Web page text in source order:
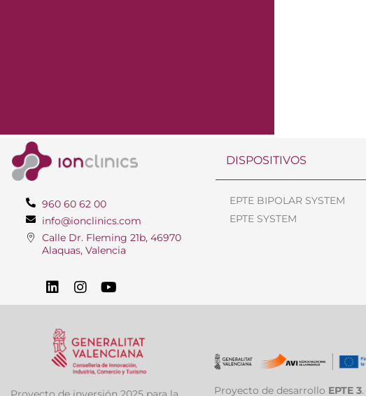
960 60 62 00
info@ionclinics.com
Calle Dr. Fleming 21b, 46970
Alaquas, Valencia
DISPOSITIVOS
EPTE BIPOLAR SYSTEM
EPTE SYSTEM
Proyecto de desarrollo EPTE 3